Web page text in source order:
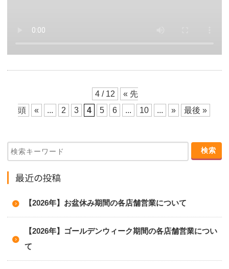
4 / 12
« 先
頭
« ... 2 3 4 5 6 ... 10 ... » 最後 »
最近の投稿
【2026年】お盆休み期間の各店舗営業について
【2026年】ゴールデンウィーク期間の各店舗営業につい
て